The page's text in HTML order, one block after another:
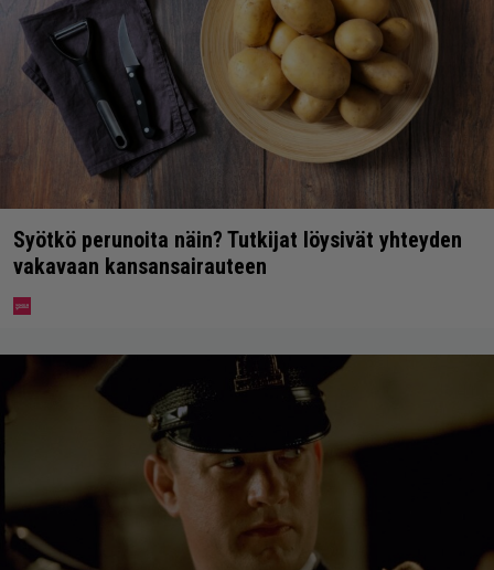
Syötkö perunoita näin? Tutkijat löysivät yhteyden
vakavaan kansansairauteen